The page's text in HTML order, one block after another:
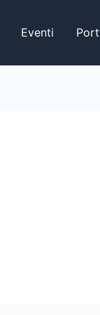
Eventi